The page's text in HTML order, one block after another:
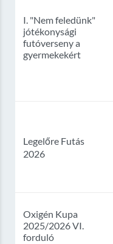
I. "Nem feledünk"
jótékonysági
futóverseny a
gyermekekért
Legelőre Futás
2026
Oxigén Kupa
2025/2026 VI.
forduló